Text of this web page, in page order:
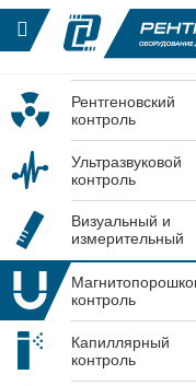
Рентгеновский
контроль
Ультразвуковой
контроль
Визуальный и
измерительный
контроль
Капиллярный
контроль